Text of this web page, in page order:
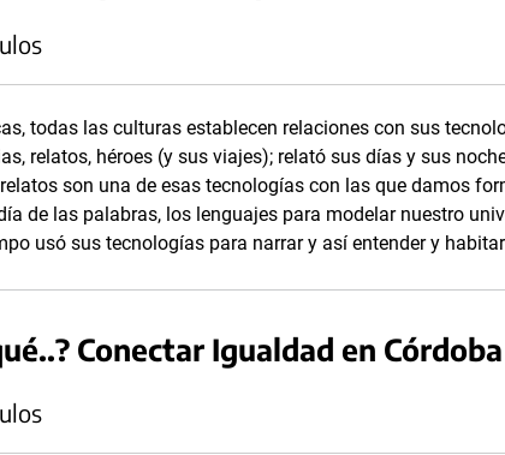
todas las culturas establecen relaciones con sus
relatos, héroes (y sus viajes); relató sus días y sus
son una de esas tecnologías con las que damos
de las palabras, los lenguajes para modelar nuestro
usó sus tecnologías para narrar y así entender y
Conectar Igualdad en Córdoba